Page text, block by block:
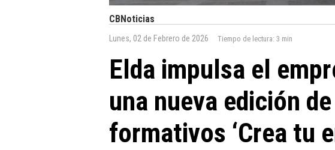
CBNoticias
Lunes, 02 de Febrero de 2026 Tiempo de lectura: 3 min
Elda impulsa el
una nueva edición
formativos ‘Crea tu